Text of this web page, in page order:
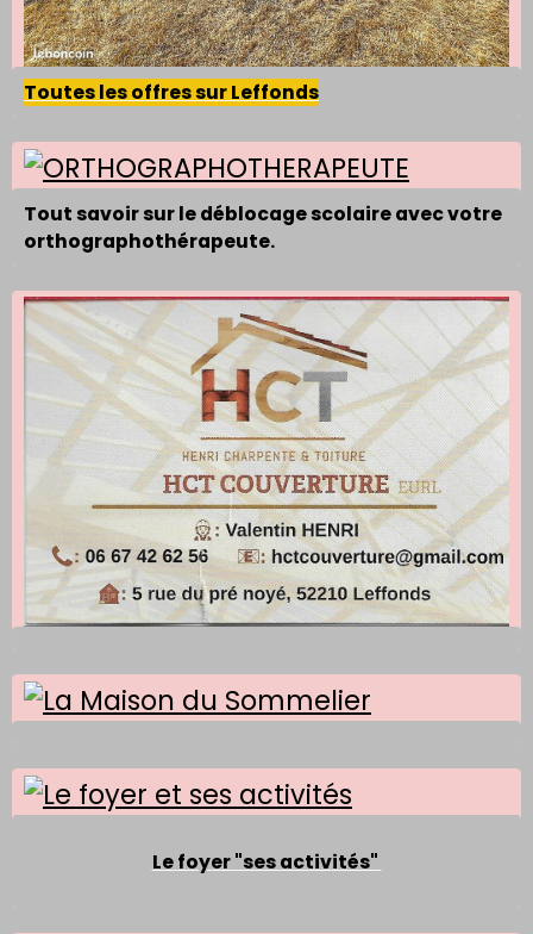
Toutes les offres sur Leffonds
Tout savoir sur le déblocage scolaire avec votre
orthographothérapeute.
Le foyer "ses activités"